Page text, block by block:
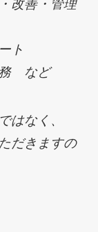
改善・管理
ト
務 など
はなく、
だきますの